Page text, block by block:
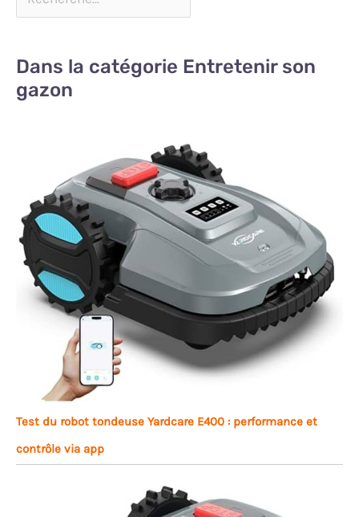
Dans la catégorie Entretenir son
gazon
Test du robot tondeuse Yardcare E400 : performance et
contrôle via app